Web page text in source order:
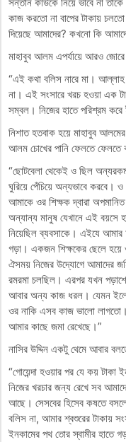
সন্তান কাউকে নিয়ে ভাবে না
কাজ করতো না বাপের টাকায়
দিয়েছে আমাদের? কখনো কি
মাহাবুব আলম এপর্যায়ে আরও
“এই কথা বলিস নারে মা।
না। এই সংসারে খরচ হওয়া এক
সম্বল। নিজের হাতে পরিশ্রম
নিশাত হতবাক হয়ে মাহাবুব
আলম চোখের পানি ফেলতে ফেলতে
“ছোটবেলা থেকেই ও ছিল
ঘুরিয়ে পেঁচিয়ে অন্যভাবে করবে।
আমাকে ওর শিক্ষক দ্বারা
অন্যান্য মানুষ যেখানে এই বয়সে
নিয়েছিল ব্যবসাকে। এইযে আমার
গড়া। একজন শিক্ষকের ছেলে
ঐসময় নিজের উদ্যোগে আমাদের
রমরমা চলছিল। এরপর যখন
আবার অন্য কাজ ধরল। যেমন
ওর নাকি এসব কাজ ভালো
আমার কাছে জমা রেখেছে।”
নাসির উদ্দিন একটু থেমে আবার
“গোয়েন্দা হওয়ার পর যে কয়
নিজের খরচার জন্য রেখে সব
আছে। সেসবের হিসেব কষতে
বলিস না, আমার শ্বশুরের টাকায়
ইনকামের পথ তোর স্বামীর হাতে